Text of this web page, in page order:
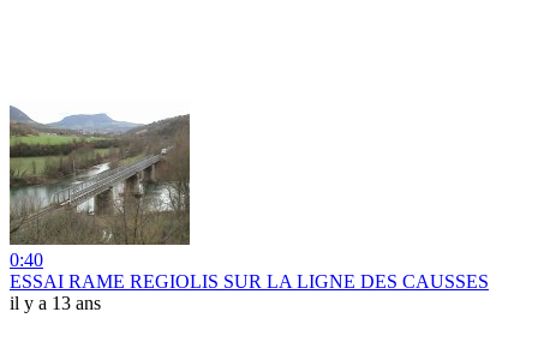
0:40
ESSAI RAME REGIOLIS SUR LA LIGNE DES CAUSSES
il y a 13 ans